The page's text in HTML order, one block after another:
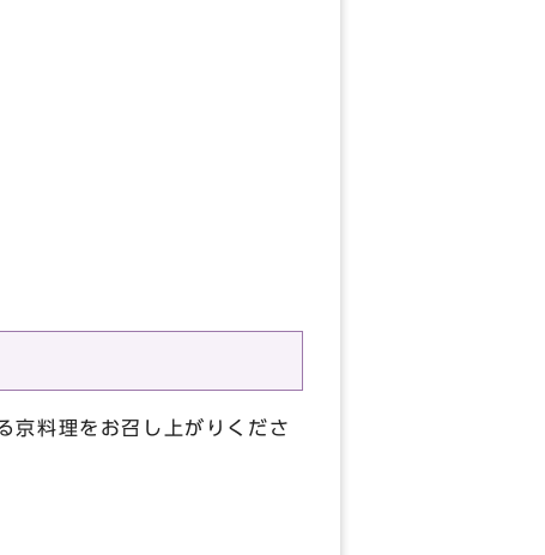
京料理をお召し上がりくださ